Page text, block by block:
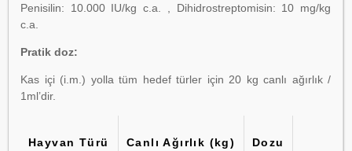
Penisilin: 10.000 IU/kg c.a. , Dihidrostreptomisin: 10 mg/kg
c.a.
Pratik doz:
Kas içi (i.m.) yolla tüm hedef türler için 20 kg canlı ağırlık /
1ml’dir.
Hayvan Türü Canlı Ağırlık (kg) Dozu